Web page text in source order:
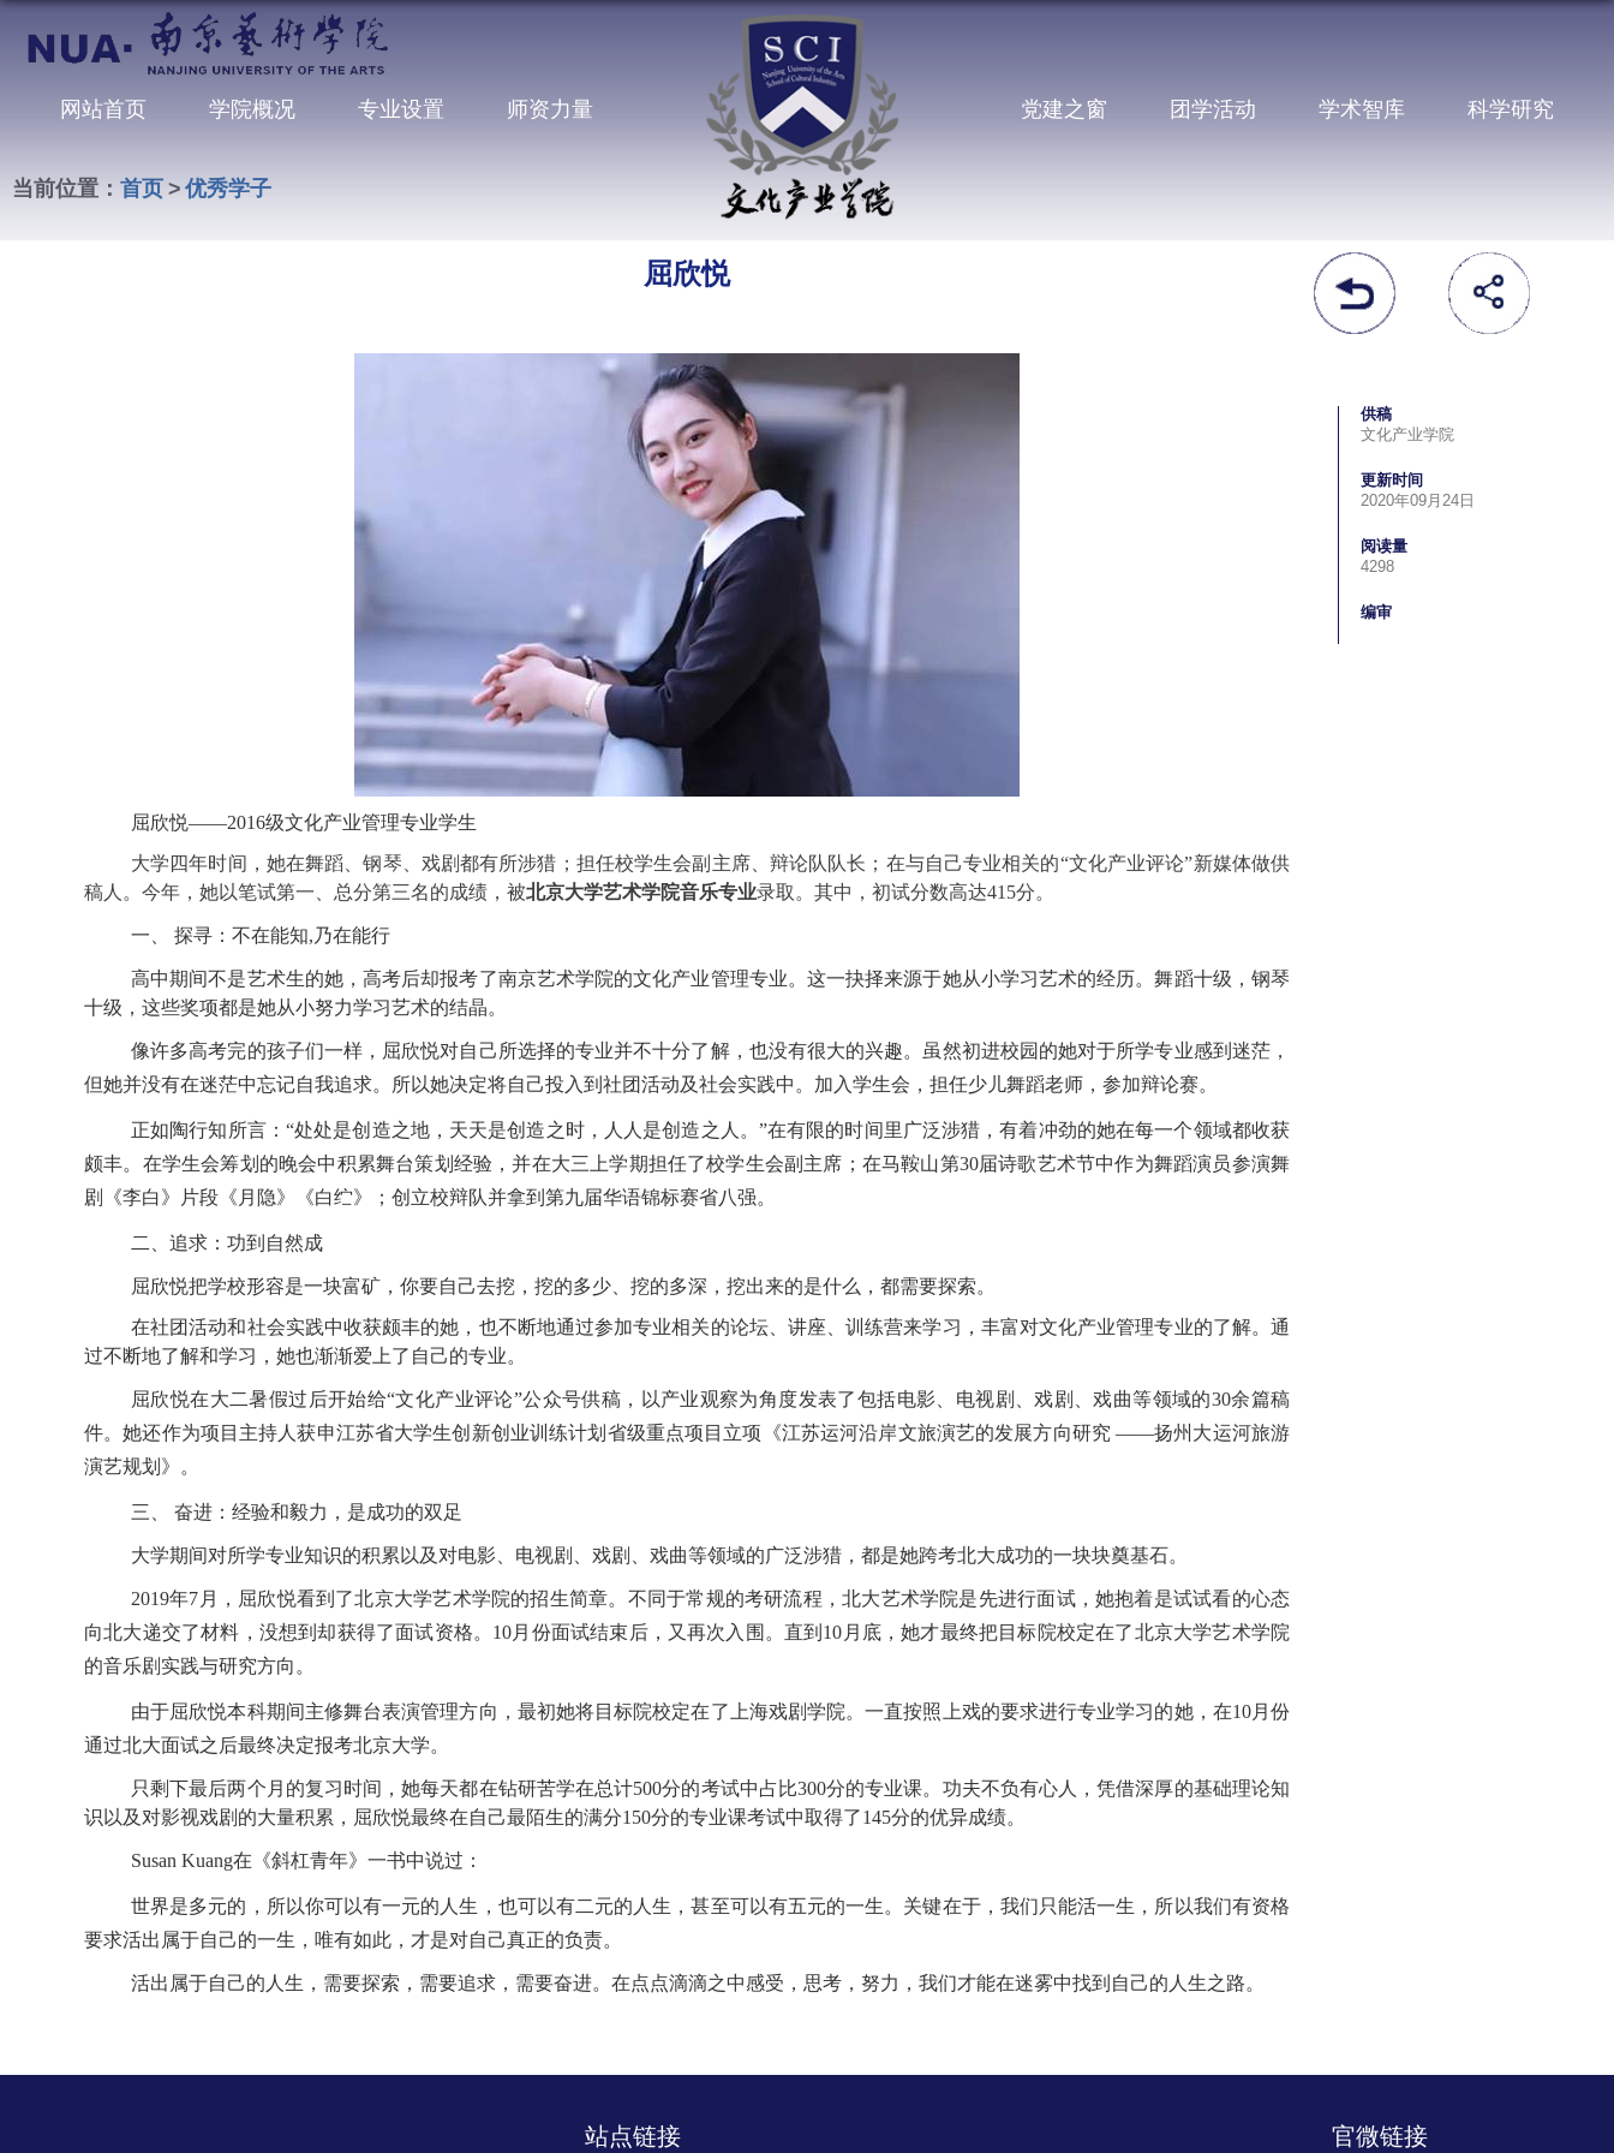
网站首页 学院概况 专业设置 师资力量 党建之窗 团学活动 学术智库 科学研究
当前位置： 首页 > 优秀学子
供稿
文化产业学院
更新时间
2020年09月24日
阅读量
4298
编审
屈欣悦
屈欣悦——2016级文化产业管理专业学生
大学四年时间，她在舞蹈、钢琴、戏剧都有所涉猎；担任校学生会副主席、辩论队队长；在与自己专业相关的“文化产业评论”新媒体做供
稿人。今年，她以笔试第一、总分第三名的成绩，被北京大学艺术学院音乐专业录取。其中，初试分数高达415分。
一、 探寻：不在能知,乃在能行
高中期间不是艺术生的她，高考后却报考了南京艺术学院的文化产业管理专业。这一抉择来源于她从小学习艺术的经历。舞蹈十级，钢琴
十级，这些奖项都是她从小努力学习艺术的结晶。
像许多高考完的孩子们一样，屈欣悦对自己所选择的专业并不十分了解，也没有很大的兴趣。虽然初进校园的她对于所学专业感到迷茫，
但她并没有在迷茫中忘记自我追求。所以她决定将自己投入到社团活动及社会实践中。加入学生会，担任少儿舞蹈老师，参加辩论赛。
正如陶行知所言：“处处是创造之地，天天是创造之时，人人是创造之人。”在有限的时间里广泛涉猎，有着冲劲的她在每一个领域都收获
颇丰。在学生会筹划的晚会中积累舞台策划经验，并在大三上学期担任了校学生会副主席；在马鞍山第30届诗歌艺术节中作为舞蹈演员参演舞
剧《李白》片段《月隐》《白纻》；创立校辩队并拿到第九届华语锦标赛省八强。
二、追求：功到自然成
屈欣悦把学校形容是一块富矿，你要自己去挖，挖的多少、挖的多深，挖出来的是什么，都需要探索。
在社团活动和社会实践中收获颇丰的她，也不断地通过参加专业相关的论坛、讲座、训练营来学习，丰富对文化产业管理专业的了解。通
过不断地了解和学习，她也渐渐爱上了自己的专业。
屈欣悦在大二暑假过后开始给“文化产业评论”公众号供稿，以产业观察为角度发表了包括电影、电视剧、戏剧、戏曲等领域的30余篇稿
件。她还作为项目主持人获申江苏省大学生创新创业训练计划省级重点项目立项《江苏运河沿岸文旅演艺的发展方向研究 ——扬州大运河旅游
演艺规划》。
三、 奋进：经验和毅力，是成功的双足
大学期间对所学专业知识的积累以及对电影、电视剧、戏剧、戏曲等领域的广泛涉猎，都是她跨考北大成功的一块块奠基石。
2019年7月，屈欣悦看到了北京大学艺术学院的招生简章。不同于常规的考研流程，北大艺术学院是先进行面试，她抱着是试试看的心态
向北大递交了材料，没想到却获得了面试资格。10月份面试结束后，又再次入围。直到10月底，她才最终把目标院校定在了北京大学艺术学院
的音乐剧实践与研究方向。
由于屈欣悦本科期间主修舞台表演管理方向，最初她将目标院校定在了上海戏剧学院。一直按照上戏的要求进行专业学习的她，在10月份
通过北大面试之后最终决定报考北京大学。
只剩下最后两个月的复习时间，她每天都在钻研苦学在总计500分的考试中占比300分的专业课。功夫不负有心人，凭借深厚的基础理论知
识以及对影视戏剧的大量积累，屈欣悦最终在自己最陌生的满分150分的专业课考试中取得了145分的优异成绩。
Susan Kuang在《斜杠青年》一书中说过：
世界是多元的，所以你可以有一元的人生，也可以有二元的人生，甚至可以有五元的一生。关键在于，我们只能活一生，所以我们有资格
要求活出属于自己的一生，唯有如此，才是对自己真正的负责。
活出属于自己的人生，需要探索，需要追求，需要奋进。在点点滴滴之中感受，思考，努力，我们才能在迷雾中找到自己的人生之路。
站点链接 官微链接